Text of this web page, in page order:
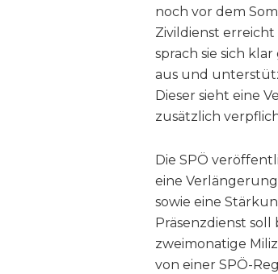
noch vor dem
Zivildienst erreicht
sprach sie sich
aus und
Dieser sieht eine
zusätzlich
Die SPÖ
eine
sowie eine
Präsenzdienst
zweimonatige
von einer SPÖ-